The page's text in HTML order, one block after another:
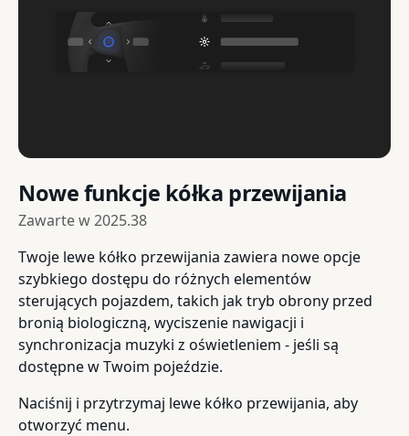
Nowe funkcje kółka przewijania
Zawarte w2025.38
Twoje lewe kółko przewijania zawiera nowe opcje
szybkiego dostępu do różnych elementów
sterujących pojazdem, takich jak tryb obrony przed
bronią biologiczną, wyciszenie nawigacji i
synchronizacja muzyki z oświetleniem - jeśli są
dostępne w Twoim pojeździe.
Naciśnij i przytrzymaj lewe kółko przewijania, aby
otworzyć menu.